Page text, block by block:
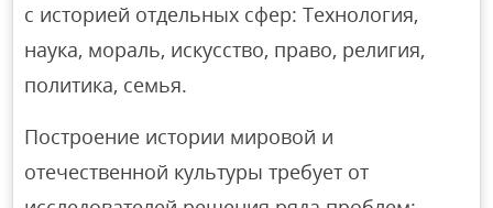
с историей отдельных сфер: Технология,
наука, мораль, искусство, право, религия,
политика, семья.
Построение истории мировой и
отечественной культуры требует от